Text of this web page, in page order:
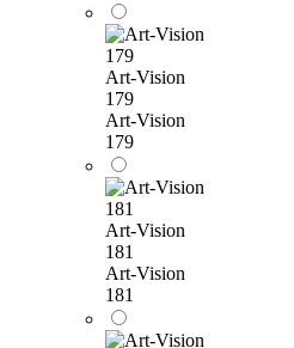
Art-Vision
179
Art-Vision
179
Art-Vision
181
Art-Vision
181